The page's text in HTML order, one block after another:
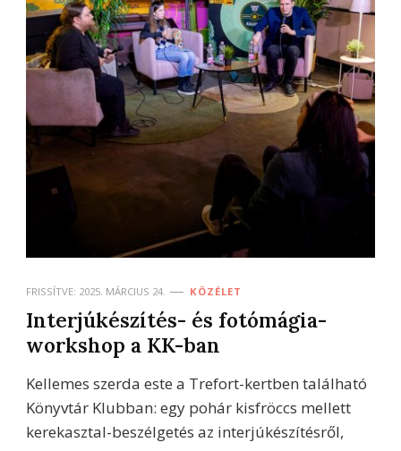
FRISSÍTVE: 2025. MÁRCIUS 24. KÖZÉLET
Interjúkészítés- és fotómágia-
workshop a KK-ban
Kellemes szerda este a Trefort-kertben található
Könyvtár Klubban: egy pohár kisfröccs mellett
kerekasztal-beszélgetés az interjúkészítésről,